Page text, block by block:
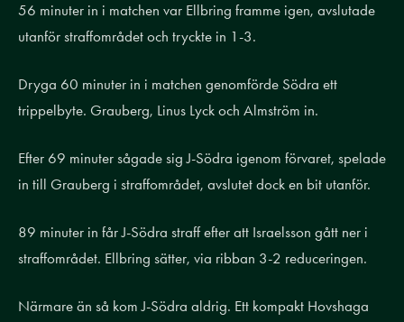
56 minuter in i matchen var Ellbring framme igen, avslutade
utanför straffområdet och tryckte in 1-3.
Dryga 60 minuter in i matchen genomförde Södra ett
trippelbyte. Grauberg, Linus Lyck och Almström in.
Efter 69 minuter sågade sig J-Södra igenom förvaret, spelade
in till Grauberg i straffområdet, avslutet dock en bit utanför.
89 minuter in får J-Södra straff efter att Israelsson gått ner i
straffområdet. Ellbring sätter, via ribban 3-2 reduceringen.
Närmare än så kom J-Södra aldrig. Ett kompakt Hovshaga